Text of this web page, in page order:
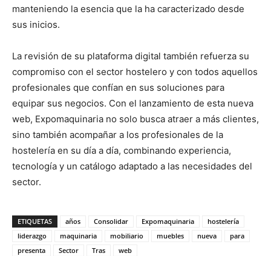
manteniendo la esencia que la ha caracterizado desde
sus inicios.
La revisión de su plataforma digital también refuerza su
compromiso con el sector hostelero y con todos aquellos
profesionales que confían en sus soluciones para
equipar sus negocios. Con el lanzamiento de esta nueva
web, Expomaquinaria no solo busca atraer a más clientes,
sino también acompañar a los profesionales de la
hostelería en su día a día, combinando experiencia,
tecnología y un catálogo adaptado a las necesidades del
sector.
ETIQUETAS años Consolidar Expomaquinaria
hostelería
liderazgo
maquinaria mobiliario muebles nueva
para
presenta
Sector Tras web